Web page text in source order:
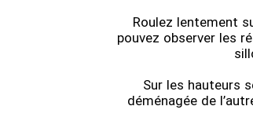
Roulez lentement
pouvez observer les
Sur les hauteurs
déménagée de